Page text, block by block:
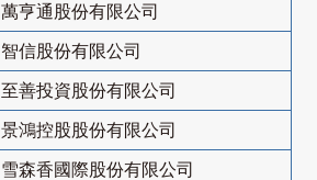
萬亨通股份有限公司
智信股份有限公司
至善投資股份有限公司
景鴻控股股份有限公司
雪森香國際股份有限公司